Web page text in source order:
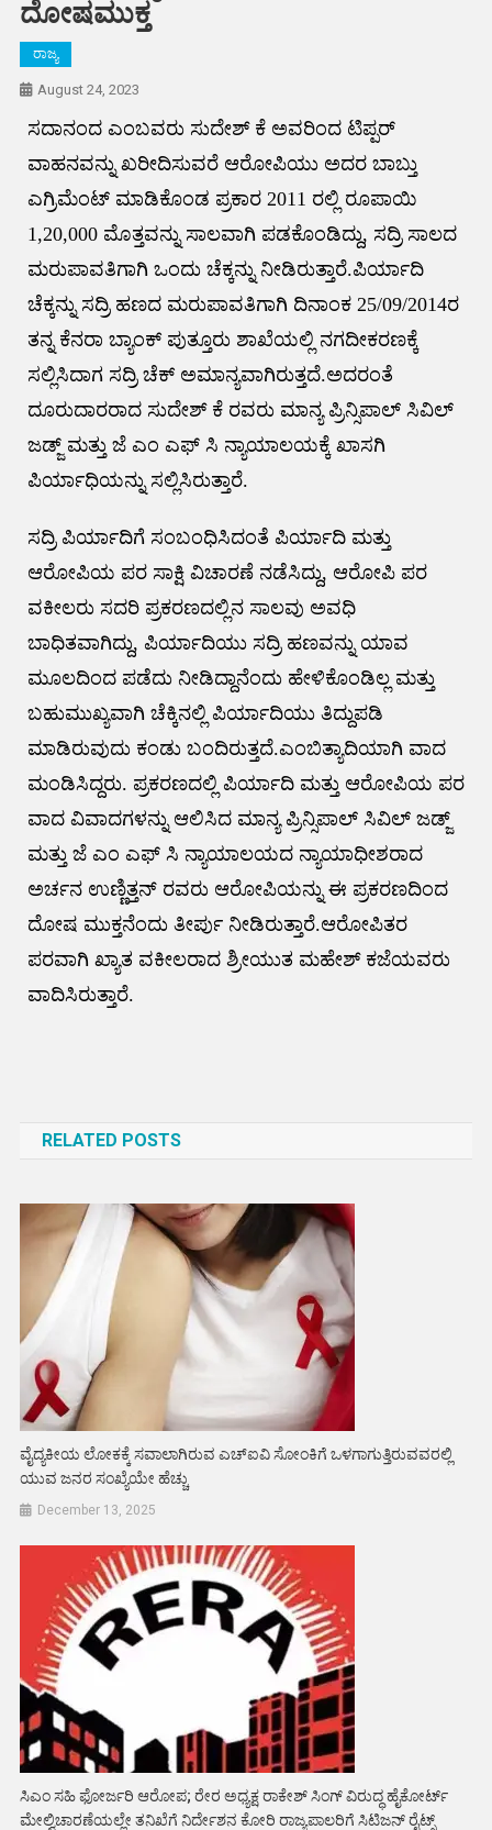
ದೋಷಮುಕ್ತ
ರಾಜ್ಯ
August 24, 2023
ಸದಾನಂದ ಎಂಬವರು ಸುದೇಶ್ ಕೆ ಅವರಿಂದ ಟಿಪ್ಪರ್
ವಾಹನವನ್ನು ಖರೀದಿಸುವರೆ ಆರೋಪಿಯು ಅದರ ಬಾಬ್ತು
ಎಗ್ರಿಮೆಂಟ್ ಮಾಡಿಕೊಂಡ ಪ್ರಕಾರ 2011 ರಲ್ಲಿ ರೂಪಾಯಿ
1,20,000 ಮೊತ್ತವನ್ನು ಸಾಲವಾಗಿ ಪಡಕೊಂಡಿದ್ದು, ಸದ್ರಿ ಸಾಲದ
ಮರುಪಾವತಿಗಾಗಿ ಒಂದು ಚೆಕ್ಕನ್ನು ನೀಡಿರುತ್ತಾರೆ.ಪಿರ್ಯಾದಿ
ಚೆಕ್ಕನ್ನು ಸದ್ರಿ ಹಣದ ಮರುಪಾವತಿಗಾಗಿ ದಿನಾಂಕ 25/09/2014ರ
ತನ್ನ ಕೆನರಾ ಬ್ಯಾಂಕ್ ಪುತ್ತೂರು ಶಾಖೆಯಲ್ಲಿ ನಗದೀಕರಣಕ್ಕೆ
ಸಲ್ಲಿಸಿದಾಗ ಸದ್ರಿ ಚೆಕ್ ಅಮಾನ್ಯವಾಗಿರುತ್ತದೆ.ಅದರಂತೆ
ದೂರುದಾರರಾದ ಸುದೇಶ್ ಕೆ ರವರು ಮಾನ್ಯ ಪ್ರಿನ್ಸಿಪಾಲ್ ಸಿವಿಲ್
ಜಡ್ಜ್ ಮತ್ತು ಜೆ ಎಂ ಎಫ್ ಸಿ ನ್ಯಾಯಾಲಯಕ್ಕೆ ಖಾಸಗಿ
ಪಿರ್ಯಾಧಿಯನ್ನು ಸಲ್ಲಿಸಿರುತ್ತಾರೆ.
ಸದ್ರಿ ಪಿರ್ಯಾದಿಗೆ ಸಂಬಂಧಿಸಿದಂತೆ ಪಿರ್ಯಾದಿ ಮತ್ತು
ಆರೋಪಿಯ ಪರ ಸಾಕ್ಷಿ ವಿಚಾರಣೆ ನಡೆಸಿದ್ದು, ಆರೋಪಿ ಪರ
ವಕೀಲರು ಸದರಿ ಪ್ರಕರಣದಲ್ಲಿನ ಸಾಲವು ಅವಧಿ
ಬಾಧಿತವಾಗಿದ್ದು, ಪಿರ್ಯಾದಿಯು ಸದ್ರಿ ಹಣವನ್ನು ಯಾವ
ಮೂಲದಿಂದ ಪಡೆದು ನೀಡಿದ್ದಾನೆಂದು ಹೇಳಿಕೊಂಡಿಲ್ಲ ಮತ್ತು
ಬಹುಮುಖ್ಯವಾಗಿ ಚೆಕ್ಕಿನಲ್ಲಿ ಪಿರ್ಯಾದಿಯು ತಿದ್ದುಪಡಿ
ಮಾಡಿರುವುದು ಕಂಡು ಬಂದಿರುತ್ತದೆ.ಎಂಬಿತ್ಯಾದಿಯಾಗಿ ವಾದ
ಮಂಡಿಸಿದ್ದರು. ಪ್ರಕರಣದಲ್ಲಿ ಪಿರ್ಯಾದಿ ಮತ್ತು ಆರೋಪಿಯ ಪರ
ವಾದ ವಿವಾದಗಳನ್ನು ಆಲಿಸಿದ ಮಾನ್ಯ ಪ್ರಿನ್ಸಿಪಾಲ್ ಸಿವಿಲ್ ಜಡ್ಜ್
ಮತ್ತು ಜೆ ಎಂ ಎಫ್ ಸಿ ನ್ಯಾಯಾಲಯದ ನ್ಯಾಯಾಧೀಶರಾದ
ಅರ್ಚನ ಉಣ್ಣಿತ್ತನ್ ರವರು ಆರೋಪಿಯನ್ನು ಈ ಪ್ರಕರಣದಿಂದ
ದೋಷ ಮುಕ್ತನೆಂದು ತೀರ್ಪು ನೀಡಿರುತ್ತಾರೆ.ಆರೋಪಿತರ
ಪರವಾಗಿ ಖ್ಯಾತ ವಕೀಲರಾದ ಶ್ರೀಯುತ ಮಹೇಶ್ ಕಜೆಯವರು
ವಾದಿಸಿರುತ್ತಾರೆ.
RELATED POSTS
ವೈದ್ಯಕೀಯ ಲೋಕಕ್ಕೆ ಸವಾಲಾಗಿರುವ ಎಚ್‌ಐವಿ ಸೋಂಕಿಗೆ ಒಳಗಾಗುತ್ತಿರುವವರಲ್ಲಿ
ಯುವ ಜನರ ಸಂಖ್ಯೆಯೇ ಹೆಚ್ಚು
December 13, 2025
ಸಿಎಂ ಸಹಿ ಫೋರ್ಜರಿ ಆರೋಪ; ರೇರ ಅಧ್ಯಕ್ಷ ರಾಕೇಶ್ ಸಿಂಗ್ ವಿರುದ್ಧ ಹೈಕೋರ್ಟ್
ಮೇಲ್ವಿಚಾರಣೆಯಲ್ಲೇ ತನಿಖೆಗೆ ನಿರ್ದೇಶನ ಕೋರಿ ರಾಜ್ಯಪಾಲರಿಗೆ ಸಿಟಿಜನ್ ರೈಟ್ಸ್